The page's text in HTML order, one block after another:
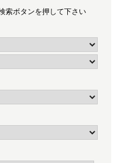
索ボタンを押して下さい